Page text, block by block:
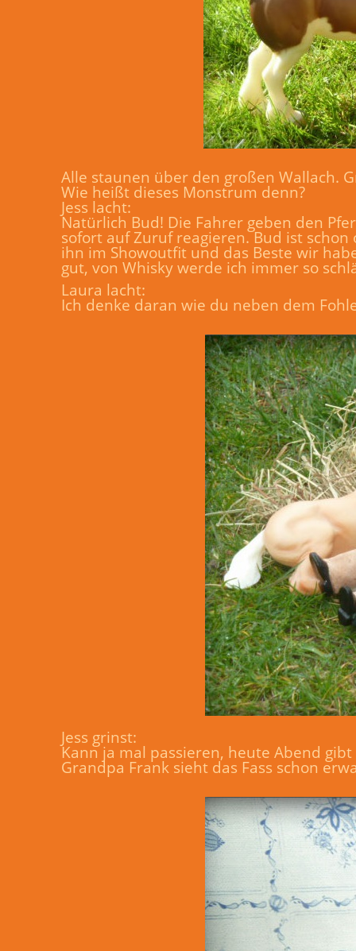
Alle staunen über den großen Wallach.
Wie heißt dieses Monstrum denn?
Jess lacht:
Natürlich Bud! Die Fahrer geben den
sofort auf Zuruf reagieren. Bud ist
ihn im Showoutfit und das Beste wir
gut, von Whisky werde ich immer so
Laura lacht:
Ich denke daran wie du neben dem
Jess grinst:
Kann ja mal passieren, heute Abend
Grandpa Frank sieht das Fass schon